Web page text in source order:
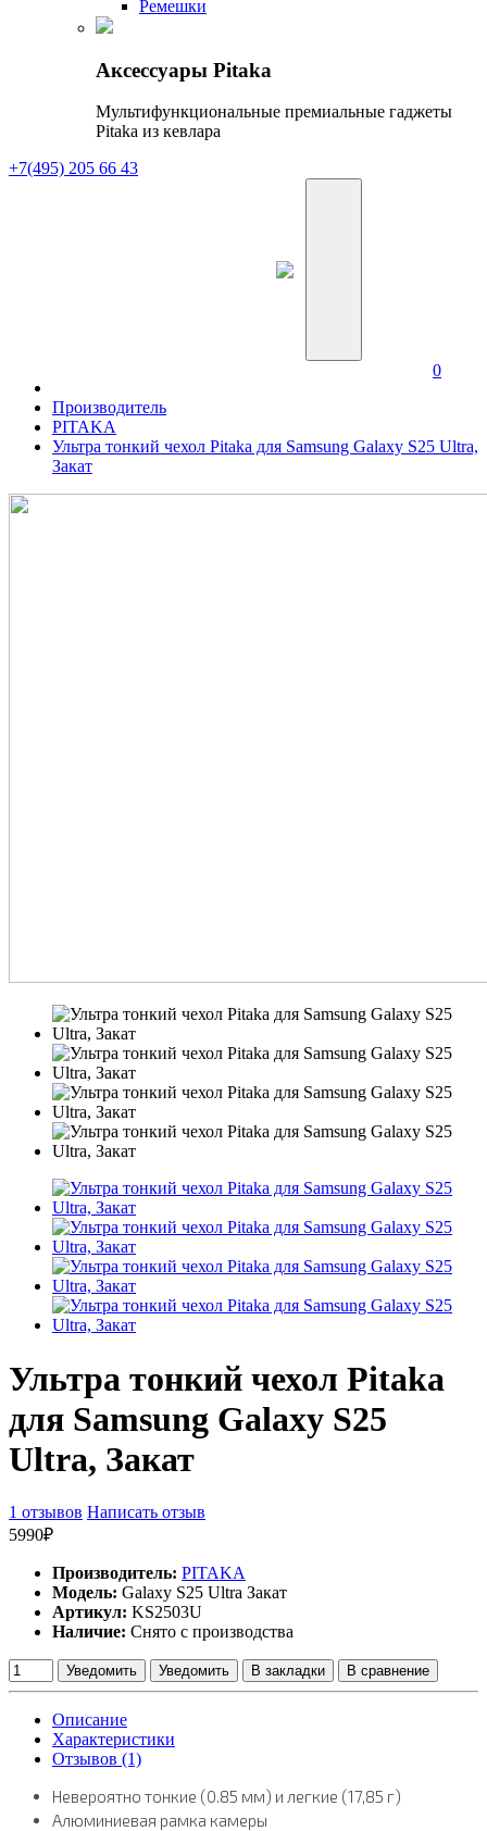
Ремешки
Аксессуары Pitaka
Мультифункциональные премиальные гаджеты
Pitaka из кевлара
+7(495) 205 66 43
0
Производитель
PITAKA
Ультра тонкий чехол Pitaka для Samsung Galaxy S25 Ultra,
Закат
Ультра тонкий чехол Pitaka
для Samsung Galaxy S25
Ultra, Закат
1 отзывов Написать отзыв
5990₽
Производитель: PITAKA
Модель: Galaxy S25 Ultra Закат
Артикул: KS2503U
Наличие: Снято с производства
Уведомить Уведомить В закладки В сравнение
Описание
Характеристики
Отзывов (1)
Невероятно тонкие (0.85 мм) и легкие (17,85 г)
Алюминиевая рамка камеры